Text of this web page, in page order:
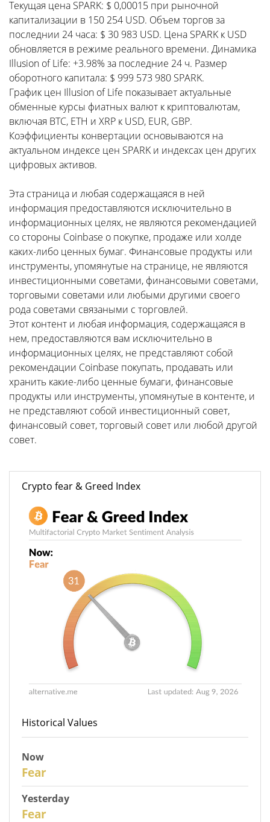
Текущая цена SPARK: $ 0,00015 при рыночной
капитализации в 150 254 USD. Объем торгов за
последнии 24 часа: $ 30 983 USD. Цена SPARK к USD
обновляется в режиме реального времени. Динамика
Illusion of Life: +3.98% за последние 24 ч. Размер
оборотного капитала: $ 999 573 980 SPARK.
График цен Illusion of Life показывает актуальные
обменные курсы фиатных валют к криптовалютам,
включая BTC, ETH и XRP к USD, EUR, GBP.
Коэффициенты конвертации основываются на
актуальном индексе цен SPARK и индексах цен других
цифровых активов.
Эта страница и любая содержащаяся в ней
информация предоставляются исключительно в
информационных целях, не являются рекомендацией
со стороны Coinbase о покупке, продаже или холде
каких-либо ценных бумаг. Финансовые продукты или
инструменты, упомянутые на странице, не являются
инвестиционными советами, финансовыми советами,
торговыми советами или любыми другими своего
рода советами связаными с торговлей.
Этот контент и любая информация, содержащаяся в
нем, предоставляются вам исключительно в
информационных целях, не представляют собой
рекомендации Coinbase покупать, продавать или
хранить какие-либо ценные бумаги, финансовые
продукты или инструменты, упомянутые в контенте, и
не представляют собой инвестиционный совет,
финансовый совет, торговый совет или любой другой
совет.
Crypto fear & Greed Index
Historical Values
Now
Fear
Yesterday
Fear